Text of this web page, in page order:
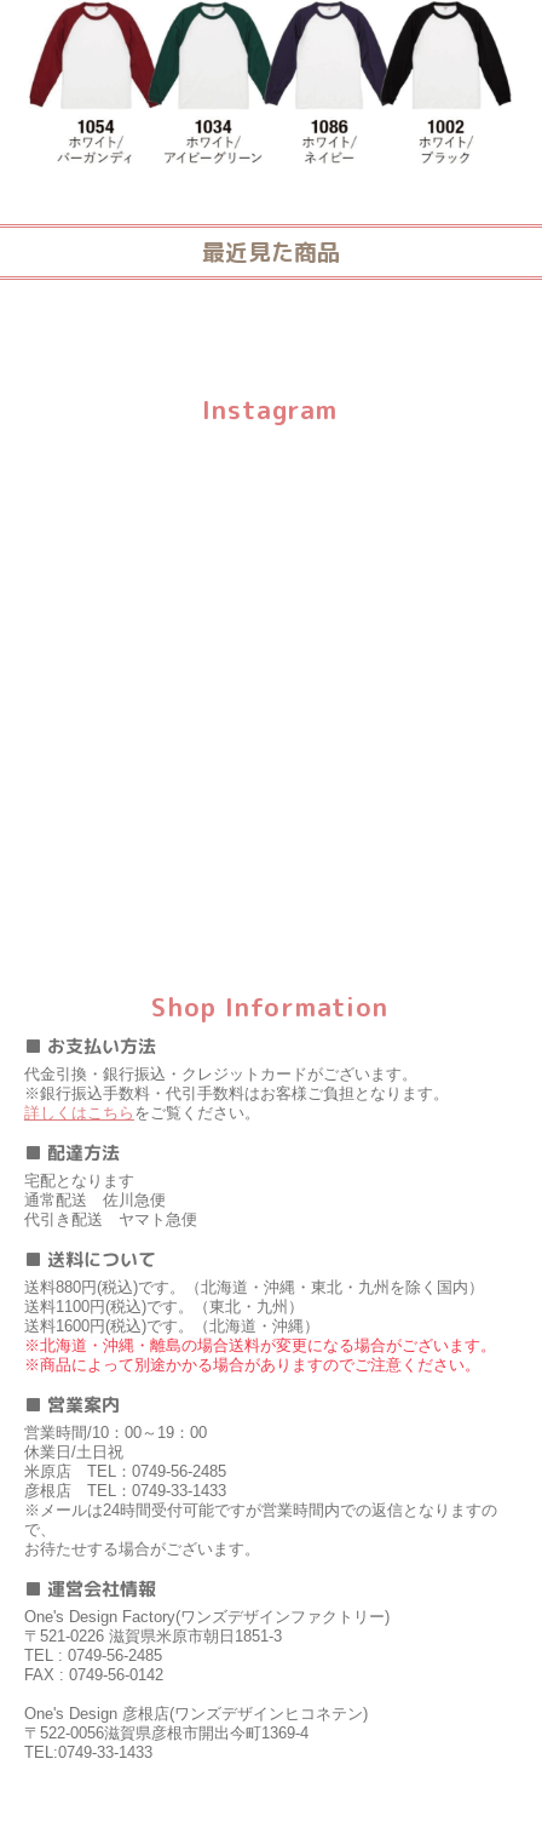
最近見た商品
Instagram
Shop Information
■ お支払い方法
代金引換・銀行振込・クレジットカードがございます。
※銀行振込手数料・代引手数料はお客様ご負担となります。
詳しくはこちら をご覧ください。
■ 配達方法
宅配となります
通常配送 佐川急便
代引き配送 ヤマト急便
■ 送料について
送料880円(税込)です。（北海道・沖縄・東北・九州を除く国内）
送料1100円(税込)です。（東北・九州）
送料1600円(税込)です。（北海道・沖縄）
※北海道・沖縄・離島の場合送料が変更になる場合がございます。
※商品によって別途かかる場合がありますのでご注意ください。
■ 営業案内
営業時間/10：00～19：00
休業日/土日祝
米原店 TEL：0749-56-2485
彦根店 TEL：0749-33-1433
※メールは24時間受付可能ですが営業時間内での返信となりますの
で、
お待たせする場合がございます。
■ 運営会社情報
One's Design Factory(ワンズデザインファクトリー)
〒521-0226 滋賀県米原市朝日1851-3
TEL : 0749-56-2485
FAX : 0749-56-0142
One's Design 彦根店(ワンズデザインヒコネテン)
〒522-0056滋賀県彦根市開出今町1369-4
TEL:0749-33-1433